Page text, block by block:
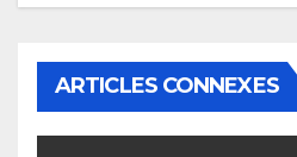
ARTICLES CONNEXES